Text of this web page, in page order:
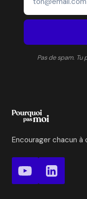
Pas de spam.
Encourager chacun